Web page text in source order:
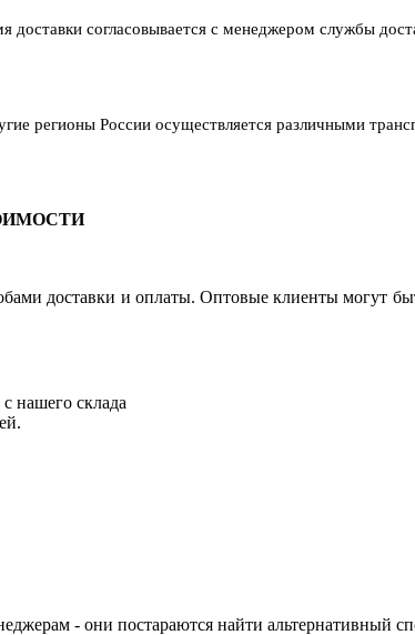
доставки согласовывается с менеджером службы
регионы России осуществляется различными
доставки и оплаты. Оптовые клиенты могут
нашего склада
- они постараются найти альтернативный